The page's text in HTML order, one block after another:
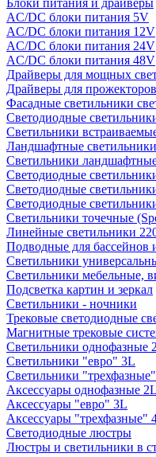
Блоки питания и драйверы
AC/DC блоки питания 5V
AC/DC блоки питания 12V
AC/DC блоки питания 24V
AC/DC блоки питания 48V
Драйверы для мощных
Драйверы для прожекторов
Фасадные светильники
Светодиодные
Светильники
Ландшафтные
Светильники
Светодиодные
Светодиодные
Светодиодные
Светильники точечные
Линейные светильники
Подводные для бассейнов
Светильники
Светильники мебельные,
Подсветка картин и зеркал
Светильники - ночники
Трековые светодиодные
Магнитные трековые
Светильники однофазные
Светильники "евро" 3L
Светильники
Аксессуары однофазные 2L
Аксессуары "евро" 3L
Аксессуары "трехфазные"
Светодиодные люстры
Люстры и светильники в